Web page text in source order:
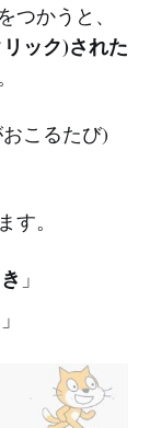
つかうと、
ック)された
こるたび)
。
」
」